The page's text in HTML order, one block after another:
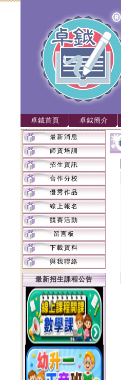
卓鉞首頁 卓鉞簡介
最新消息
師資培訓
招生資訊
合作分校
優秀作品
線上報名
競賽活動
留言板
下載資料
與我聯絡
最新招生課程公告